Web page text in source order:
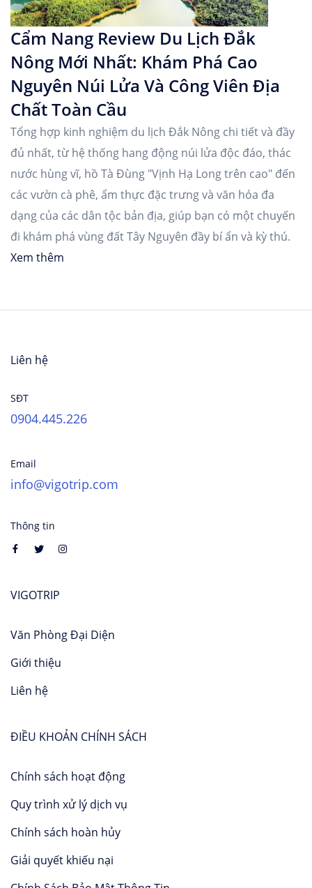
Cẩm Nang Review Du Lịch Đắk
Nông Mới Nhất: Khám Phá Cao
Nguyên Núi Lửa Và Công Viên Địa
Chất Toàn Cầu
Tổng hợp kinh nghiệm du lịch Đắk Nông chi tiết và đầy
đủ nhất, từ hệ thống hang động núi lửa độc đáo, thác
nước hùng vĩ, hồ Tà Đùng "Vịnh Hạ Long trên cao" đến
các vườn cà phê, ẩm thực đặc trưng và văn hóa đa
dạng của các dân tộc bản địa, giúp bạn có một chuyến
đi khám phá vùng đất Tây Nguyên đầy bí ẩn và kỳ thú.
Xem thêm
Liên hệ
SĐT
0904.445.226
Email
info@vigotrip.com
Thông tin
VIGOTRIP
Văn Phòng Đại Diện
Giới thiệu
Liên hệ
ĐIỀU KHOẢN CHÍNH SÁCH
Chính sách hoạt động
Quy trình xử lý dịch vụ
Chính sách hoàn hủy
Giải quyết khiếu nại